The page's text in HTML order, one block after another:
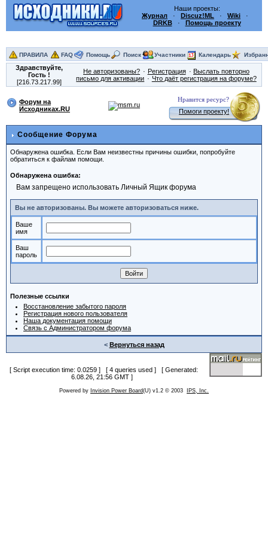
Наши проекты:
Журнал · Discuz!ML · Wiki ·
DRKB· Помощь проекту
ПРАВИЛА FAQ Помощь Поиск Участники Календарь
Здравствуйте,
Гость!
[216.73.217.99]
Не авторизованы? Регистрация
Выслать повторно
письмо для активации
Что даёт регистрация на форуме?
Форум на
Исходниках.RU
Нравится ресурс?
Помоги проекту!
Сообщение Форума
Обнаружена ошибка. Если Вам неизвестны причины ошибки, попробуйте
обратиться к файлам помощи.
Обнаружена ошибка:
Вам запрещено использовать Личный Ящик форума
Вы не авторизованы. Вы можете авторизоваться ниже.
Ваше
имя
Ваш
пароль
Полезные ссылки
Восстановление забытого пароля
Регистрация нового пользователя
Наша документация помощи
Связь с Администратором форума
< Вернуться назад
[ Script execution time: 0.0259 ] [ 4 queries used ] [ Generated:
6.08.26, 21:56 GMT ]
Powered by Invision Power Board(U) v1.2 © 2003 IPS, Inc.